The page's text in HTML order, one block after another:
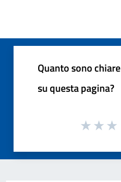
Quanto sono
su questa pagina?